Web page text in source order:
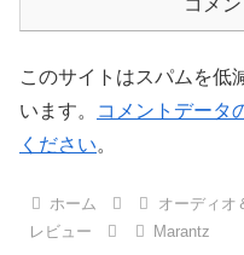
コメ
このサイトはスパムを低
います。
コメントデータ
ください。
ホーム オーディオ
レビュー
Marantz